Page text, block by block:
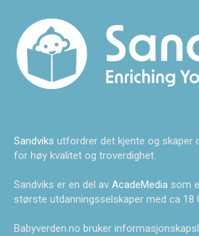
Sandviks utfordrer det kjente og skaper
for høy kvalitet og troverdighet.
Sandviks er en del av AcadeMedia som
største utdanningsselskaper med ca 18
Babyverden.no bruker